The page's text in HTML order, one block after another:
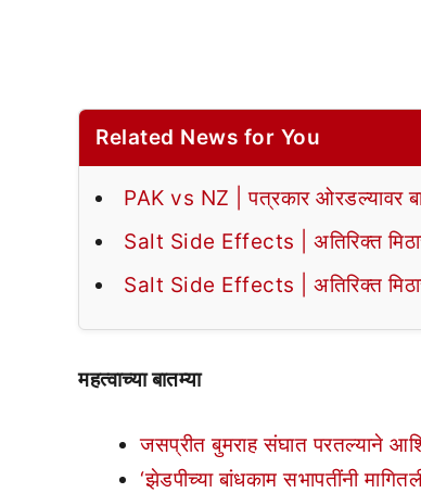
Related News for You
PAK vs NZ | पत्रकार ओरडल्यावर
Salt Side Effects | अतिरिक्त
Salt Side Effects | अतिरिक्त
महत्वाच्या बातम्या
जसप्रीत बुमराह संघात परतल्याने
‘झेडपीच्या बांधकाम सभापतींनी